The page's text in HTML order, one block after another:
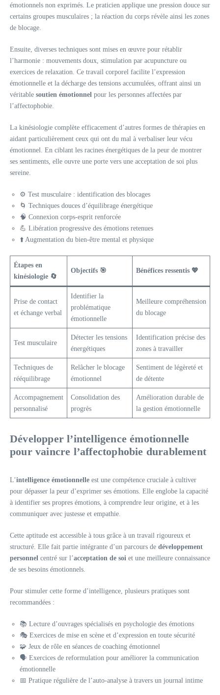
émotionnels non exprimés. Le praticien applique une pression douce sur
certains groupes musculaires ; la réaction du corps révèle ainsi les zones
de blocage.
Ensuite, diverses techniques sont mises en œuvre pour rétablir
l’harmonie : mouvements doux, stimulation par acupuncture ou
exercices de relaxation. Ce travail corporel facilite l’expression
émotionnelle et la décharge des tensions accumulées, offrant ainsi un
véritable soutien émotionnel pour les personnes affectées par
l’affectophobie.
La kinésiologie complète efficacement d’autres formes de thérapies en
aidant particulièrement ceux qui ont du mal à verbaliser leur vécu
émotionnel. En ciblant les racines énergétiques de la peur de montrer
ses sentiments, elle ouvre une porte vers une acceptation de soi plus
sereine.
⚙️ Test musculaire : identification des blocages
🌀 Techniques douces d’équilibrage énergétique
🧠 Connexion corps-esprit renforcée
💪 Libération progressive des émotions retenues
⬆️ Augmentation du bien-être mental et physique
Étapes en
kinésiologie 🔄
Objectifs 🎯 Bénéfices ressentis 💖
Prise de contact
et échange verbal
Identifier la
problématique
émotionnelle
Meilleure compréhension
du blocage
Test musculaire
Détecter les tensions
énergétiques
Identification précise des
zones à travailler
Techniques de
rééquilibrage
Relâcher le blocage
émotionnel
Sentiment de légèreté et
de détente
Accompagnement
personnalisé
Consolidation des
progrès
Amélioration durable de
la gestion émotionnelle
Développer l’intelligence émotionnelle
pour vaincre l’affectophobie durablement
L’intelligence émotionnelle est une compétence cruciale à cultiver
pour dépasser la peur d’exprimer ses émotions. Elle englobe la capacité
à identifier ses propres émotions, à comprendre leur origine, et à les
communiquer avec justesse et empathie.
Cette aptitude est accessible à tous grâce à un travail rigoureux et
structuré. Elle fait partie intégrante d’un parcours de développement
personnel centré sur l’acceptation de soi et une meilleure connaissance
de ses besoins émotionnels.
Pour stimuler cette forme d’intelligence, plusieurs pratiques sont
recommandées :
📚 Lecture d’ouvrages spécialisés en psychologie des émotions
🎭 Exercices de mise en scène et d’expression en toute sécurité
🧩 Jeux de rôle en séances de coaching émotionnel
🗣️ Exercices de reformulation pour améliorer la communication
émotionnelle
📅 Pratique régulière de l’auto-analyse à travers un journal intime